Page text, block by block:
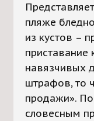
пляже
из кустов –
навязчивых
штрафов, то
продажи».
словесным